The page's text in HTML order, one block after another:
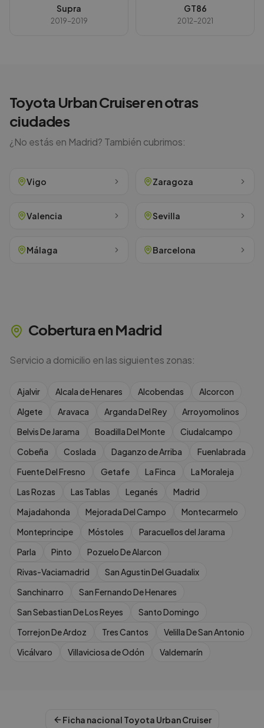
Supra
2019-2019
GT86
2012-2021
Toyota Urban Cruiseren otras
ciudades
¿No estás en Madrid? También cubrimos:
Vigo Zaragoza
Valencia Sevilla
Málaga Barcelona
Cobertura enMadrid
Servicio a domicilio en las siguientes zonas:
Ajalvir Alcala de Henares Alcobendas
Alcorcon
Algete
Aravaca Arganda Del Rey
Arroyomolinos
Belvis De Jarama
Boadilla Del Monte
Ciudalcampo
Cobeña
Coslada Daganzo de Arriba
Fuenlabrada
Fuente Del Fresno
Getafe La Finca
La Moraleja
Las Rozas
Las Tablas Leganés
Madrid
Majadahonda
Mejorada Del Campo
Montecarmelo
Monteprincipe
Móstoles
Paracuellos del Jarama
Parla
Pinto
Pozuelo De Alarcon
Rivas-Vaciamadrid
San Agustin Del Guadalix
Sanchinarro
San Fernando De Henares
San Sebastian De Los Reyes
Santo Domingo
Torrejon De Ardoz
Tres Cantos
Velilla De San Antonio
Vicálvaro
Villaviciosa de Odón Valdemarín
Ficha nacional Toyota Urban Cruiser